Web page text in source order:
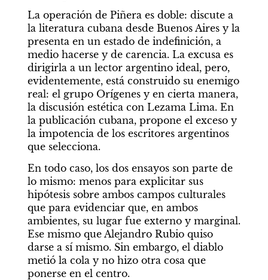
La operación de Piñera es doble: discute a
la literatura cubana desde Buenos Aires y la
presenta en un estado de indefinición, a
medio hacerse y de carencia. La excusa es
dirigirla a un lector argentino ideal, pero,
evidentemente, está construido su enemigo
real: el grupo Orígenes y en cierta manera,
la discusión estética con Lezama Lima. En
la publicación cubana, propone el exceso y
la impotencia de los escritores argentinos
que selecciona.
En todo caso, los dos ensayos son parte de
lo mismo: menos para explicitar sus
hipótesis sobre ambos campos culturales
que para evidenciar que, en ambos
ambientes, su lugar fue externo y marginal.
Ese mismo que Alejandro Rubio quiso
darse a sí mismo. Sin embargo, el diablo
metió la cola y no hizo otra cosa que
ponerse en el centro.